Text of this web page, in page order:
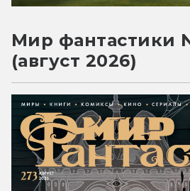
Мир фантастики
(август 2026)